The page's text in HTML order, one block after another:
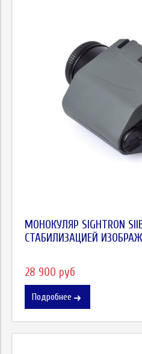
МОНОКУЛЯР SIGHTRON
СТАБИЛИЗАЦИЕЙ
28 900 руб
Подробнее